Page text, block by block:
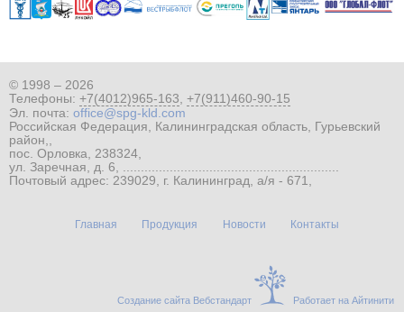
© 1998 – 2026
Телефоны: +7(4012)965-163 +7(911)460-90-15
Эл. почта: office@spg-kld.com
Российская Федерация, Калининградская область, Гурьевский
район,,
пос. Орловка, 238324,
ул. Заречная, д. 6, ............................................................
Почтовый адрес: 239029, г. Калининград, а/я - 671,
Главная Продукция Новости Контакты
Создание сайта Вебстандарт Работает на Айтинити